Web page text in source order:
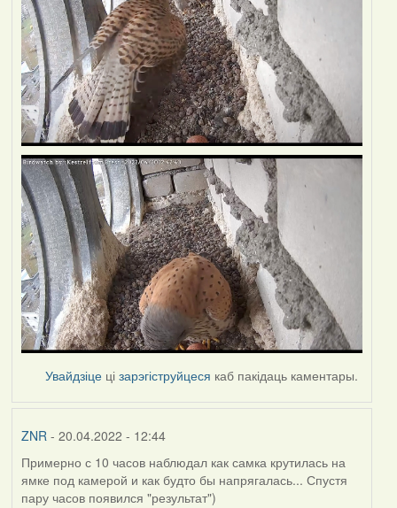
Увайдзіце цізарэгіструйцеся каб пакідаць каментары.
ZNR- 20.04.2022 - 12:44
Примерно с 10 часов наблюдал как самка крутилась на
ямке под камерой и как будто бы напрягалась... Спустя
пару часов появился "результат")